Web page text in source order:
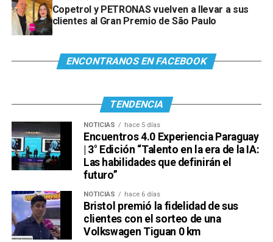
Copetrol y PETRONAS vuelven a llevar a sus
clientes al Gran Premio de São Paulo
ENCONTRANOS EN FACEBOOK
TENDENCIA
NOTICIAS hace 5 días
Encuentros 4.0 Experiencia Paraguay
| 3° Edición “Talento en la era de la IA:
Las habilidades que definirán el
futuro”
NOTICIAS hace 6 días
Bristol premió la fidelidad de sus
clientes con el sorteo de una
Volkswagen Tiguan 0 km